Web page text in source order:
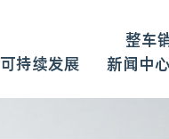
整车
可持续发展 新闻中心